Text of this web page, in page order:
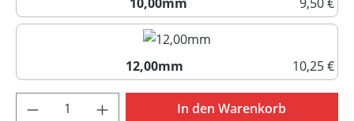
10,00mm
12,00mm
10,25 €
12,00mm
Produkt Anzahl: Gib den gewünschten
In den Warenkorb